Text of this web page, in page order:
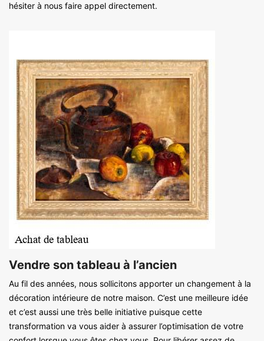
hésiter à nous faire appel directement.
Vendre son tableau à l’ancien
Au fil des années, nous sollicitons apporter un changement à la
décoration intérieure de notre maison. C’est une meilleure idée
et c’est aussi une très belle initiative puisque cette
transformation va vous aider à assurer l’optimisation de votre